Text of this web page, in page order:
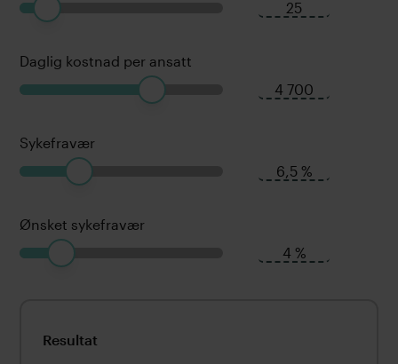
Daglig kostnad per ansatt
Sykefravær
Ønsket sykefravær
Resultat